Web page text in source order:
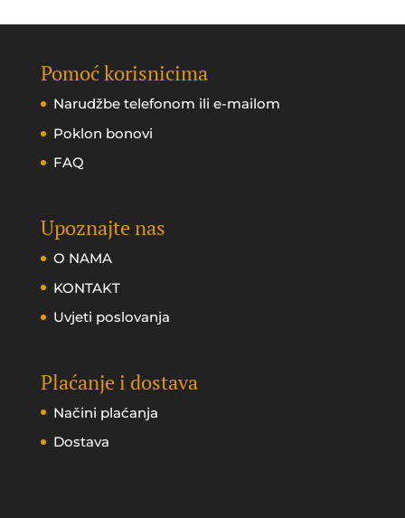
Pomoć korisnicima
Narudžbe telefonom ili e-mailom
Poklon bonovi
FAQ
Upoznajte nas
O NAMA
KONTAKT
Uvjeti poslovanja
Plaćanje i dostava
Načini plaćanja
Dostava